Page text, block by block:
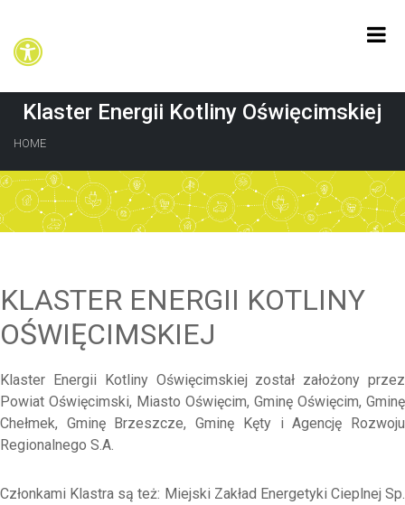
Klaster Energii Kotliny Oświęcimskiej
HOME
KLASTER ENERGII KOTLINY
OŚWIĘCIMSKIEJ
Klaster Energii Kotliny Oświęcimskiej został założony przez
Powiat Oświęcimski, Miasto Oświęcim, Gminę Oświęcim, Gminę
Chełmek, Gminę Brzeszcze, Gminę Kęty i Agencję Rozwoju
Regionalnego S.A.
Członkami Klastra są też: Miejski Zakład Energetyki Cieplnej Sp.